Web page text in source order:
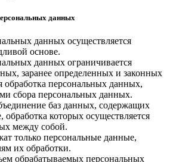
данных
данных осуществляется
основе.
данных ограничивается
заранее определенных и законных
обработка персональных данных,
сбора персональных данных.
баз данных, содержащих
которых осуществляется
между собой.
только персональные данные,
их обработки.
обрабатываемых персональных